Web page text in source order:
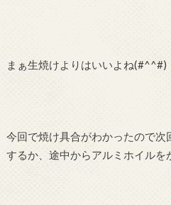
まぁ生焼けよりはいいよね(#^^#)
今回で焼け具合がわかったので次
するか、途中からアルミホイルを